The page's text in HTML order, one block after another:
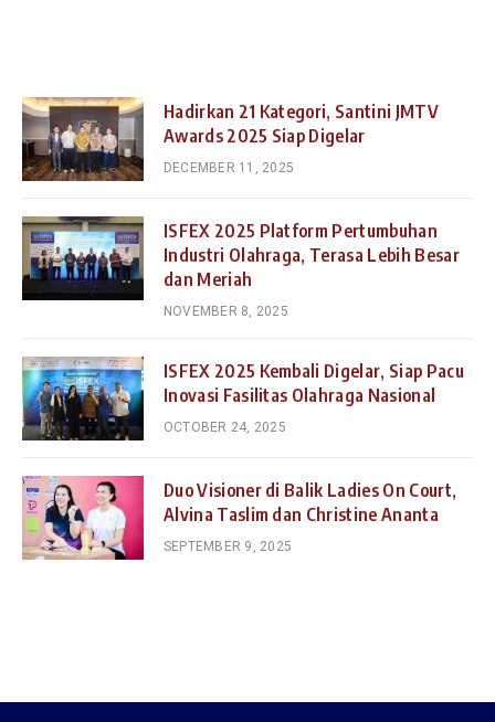
Hadirkan 21 Kategori, Santini JMTV
Awards 2025 Siap Digelar
DECEMBER 11, 2025
ISFEX 2025 Platform Pertumbuhan
Industri Olahraga, Terasa Lebih Besar
dan Meriah
NOVEMBER 8, 2025
ISFEX 2025 Kembali Digelar, Siap Pacu
Inovasi Fasilitas Olahraga Nasional
OCTOBER 24, 2025
Duo Visioner di Balik Ladies On Court,
Alvina Taslim dan Christine Ananta
SEPTEMBER 9, 2025